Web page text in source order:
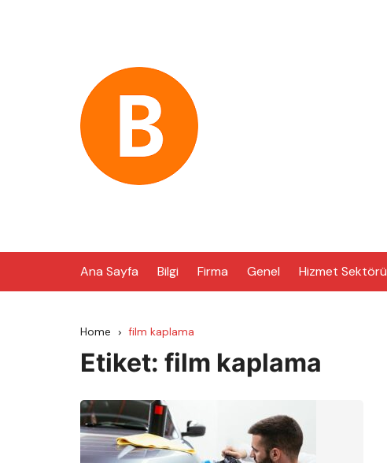
Ana Sayfa Bilgi Firma Genel Hizmet Sektörü
Home film kaplama
Etiket: film kaplama